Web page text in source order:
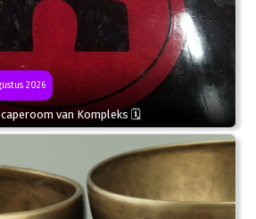
2026
van Kompleks 🗓